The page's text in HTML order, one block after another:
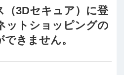
（3Dセキュア）に登
ットショッピングの
きません。